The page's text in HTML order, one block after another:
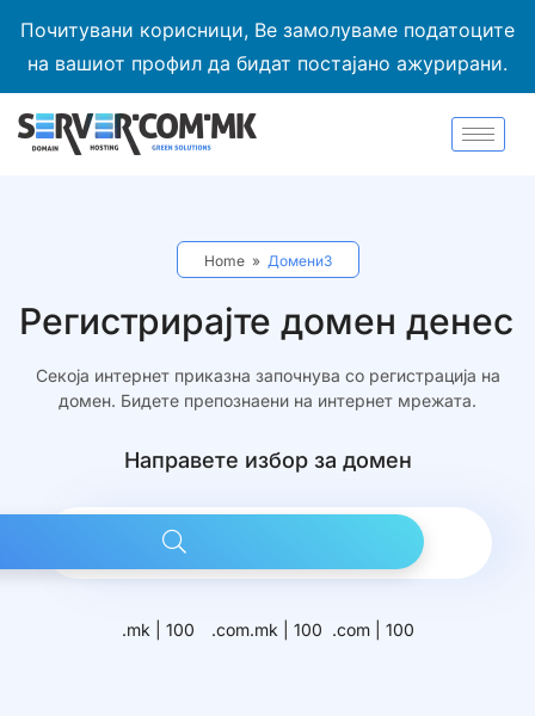
Почитувани корисници, Ве замолуваме податоците
на вашиот профил да бидат постајано ажурирани.
Home» Домени3
Регистрирајте домен денес
Секоја интернет приказна започнува со регистрација на
домен. Бидете препознаени на интернет мрежата.
Направете избор за домен
.mk | 100 .com.mk | 100 .com | 100